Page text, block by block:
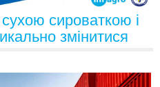
сироваткою і
змінитися